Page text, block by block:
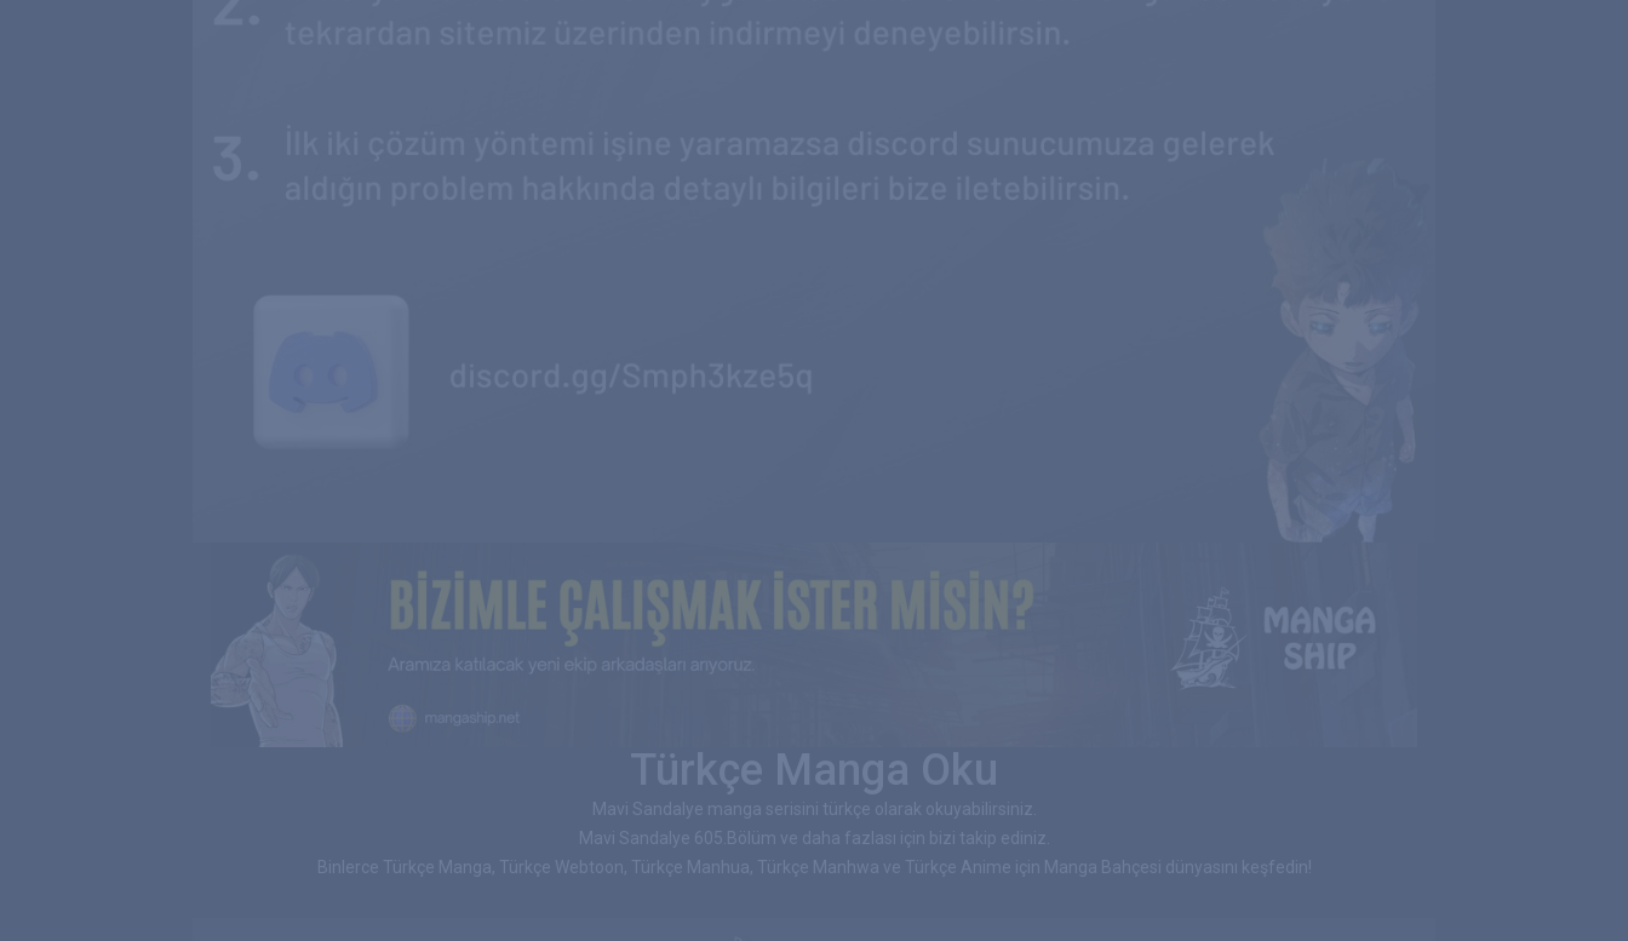
Türkçe Manga Oku
Mavi Sandalye manga serisini türkçe olarak okuyabilirsiniz.
Mavi Sandalye 605.Bölüm ve daha fazlası için bizi takip ediniz.
Binlerce Türkçe Manga, Türkçe Webtoon, Türkçe Manhua, Türkçe Manhwa ve Türkçe Anime için Manga Bahçesi dünyasını keşfedin!